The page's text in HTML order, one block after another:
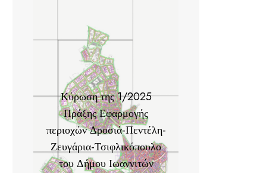
Κύρωση της 1/2025
Πράξης Εφαρμογής
περιοχών Δροσιά-Πεντέλη-
Ζευγάρια-Τσιφλικόπουλο
του Δήμου Ιωαννιτών